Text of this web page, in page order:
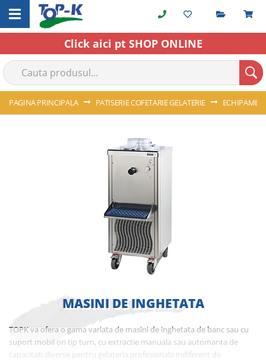
to
Content
Click aici pt SHOP ONLINE
PAGINA PRINCIPALA PATISERIE COFETARIE GELATERIE
MASINI DE INGHETATA
TOPK va ofera o gama variata de masini de inghetata de banc sau cu
suport mobil ori tip turn, cu extractie manuala sau automanta de
capacitati diverse pentru gelateria profesionala indiferent de